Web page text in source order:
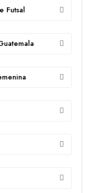
Futsal